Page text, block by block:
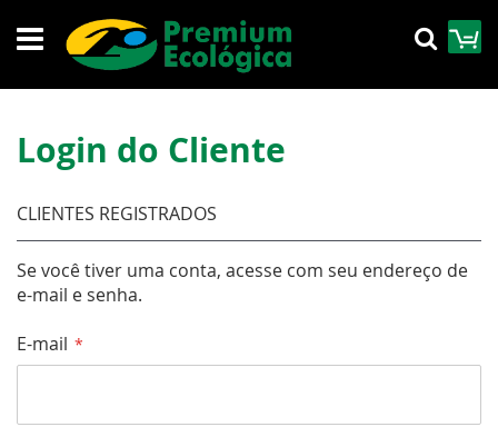
para
o
Login do Cliente
CLIENTES REGISTRADOS
Se você tiver uma conta, acesse com seu endereço de
e-mail e senha.
E-mail